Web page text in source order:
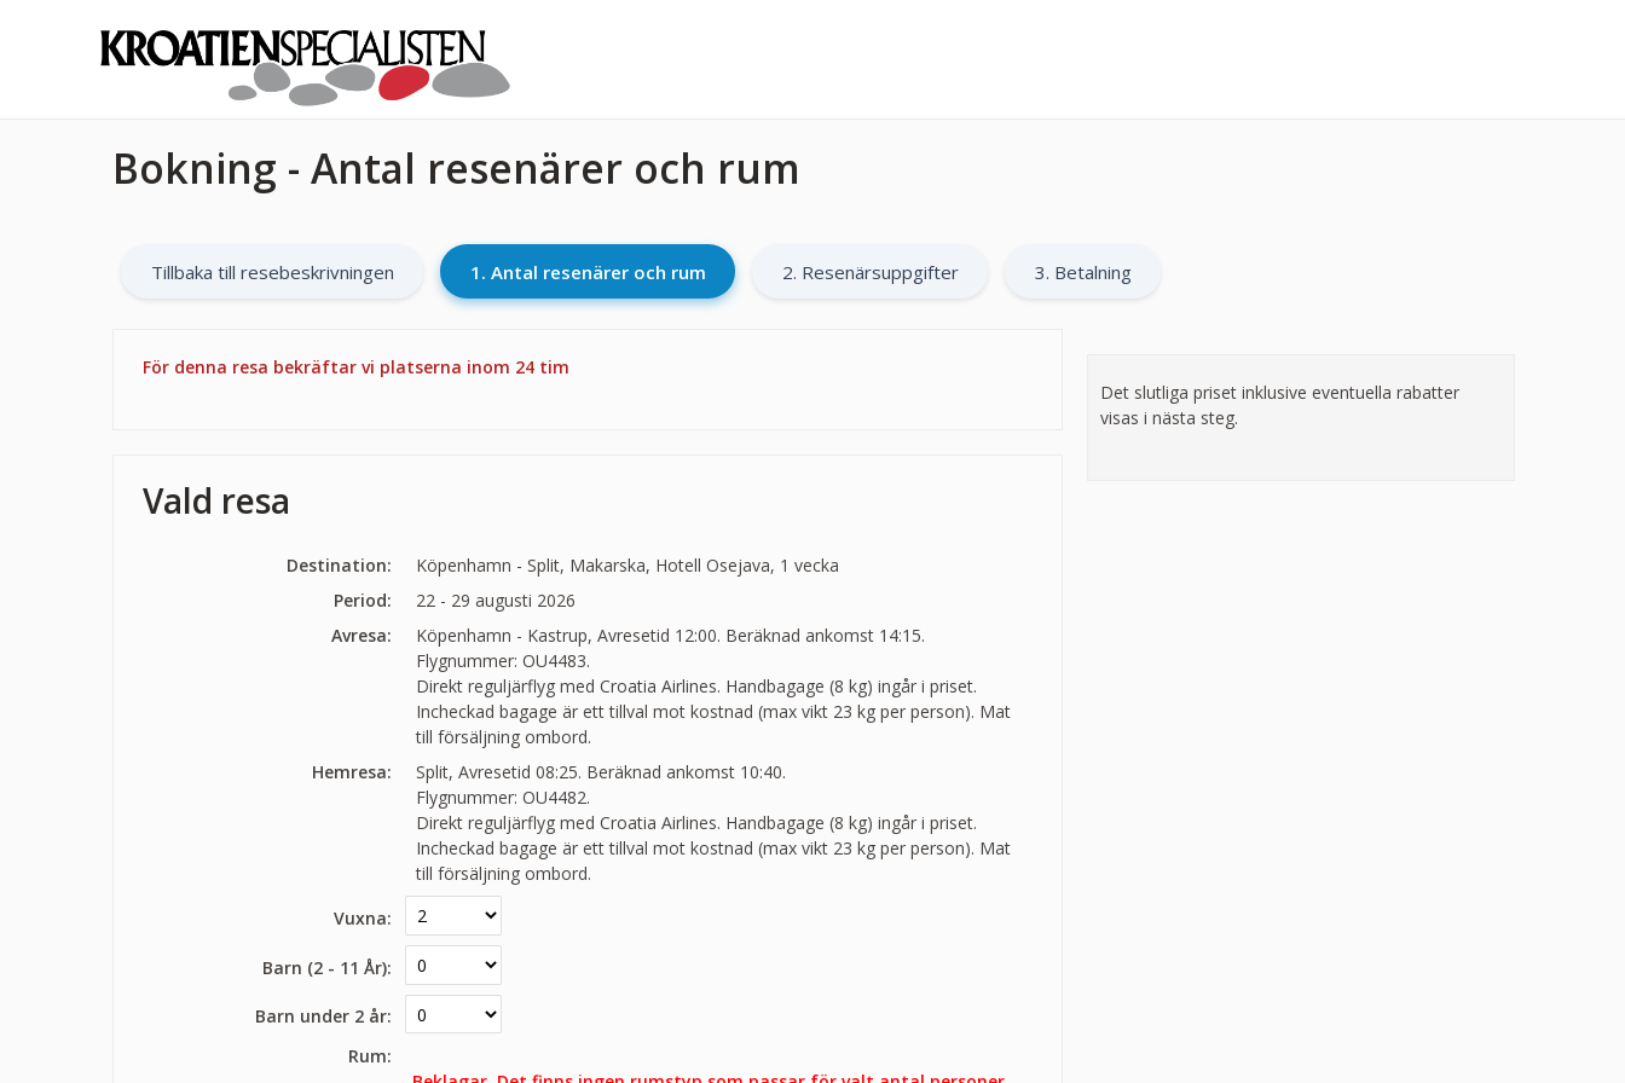
Bokning - Antal resenärer och rum
Tillbaka till resebeskrivningen 1. Antal resenärer och rum 2. Resenärsuppgifter 3. Betalning
För denna resa bekräftar vi platserna inom 24 tim
Vald resa
Destination:
Köpenhamn - Split, Makarska, Hotell Osejava, 1 vecka
Period:
22 - 29 augusti 2026
Avresa:
Köpenhamn - Kastrup, Avresetid 12:00. Beräknad ankomst 14:15.
Flygnummer: OU4483.
Direkt reguljärflyg med Croatia Airlines. Handbagage (8 kg) ingår i priset.
Incheckad bagage är ett tillval mot kostnad (max vikt 23 kg per person). Mat
till försäljning ombord.
Hemresa:
Split, Avresetid 08:25. Beräknad ankomst 10:40.
Flygnummer: OU4482.
Direkt reguljärflyg med Croatia Airlines. Handbagage (8 kg) ingår i priset.
Incheckad bagage är ett tillval mot kostnad (max vikt 23 kg per person). Mat
till försäljning ombord.
Vuxna:
Barn (2 - 11 År):
Barn under 2 år:
Rum:
Det slutliga priset inklusive eventuella rabatter
visas i nästa steg.